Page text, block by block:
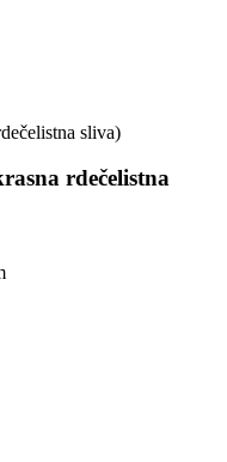
rdečelistna